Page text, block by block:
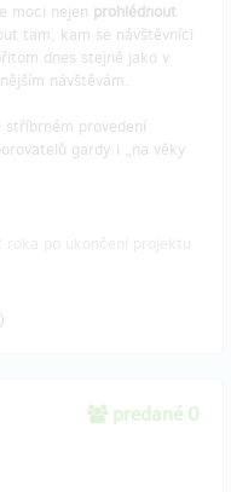
moci nejen prohlédnout
tam, kam se návštěvníci
dnes stejně jako v
návštěvám.
stříbrném provedení
gardy i „na věky
)
predané 0